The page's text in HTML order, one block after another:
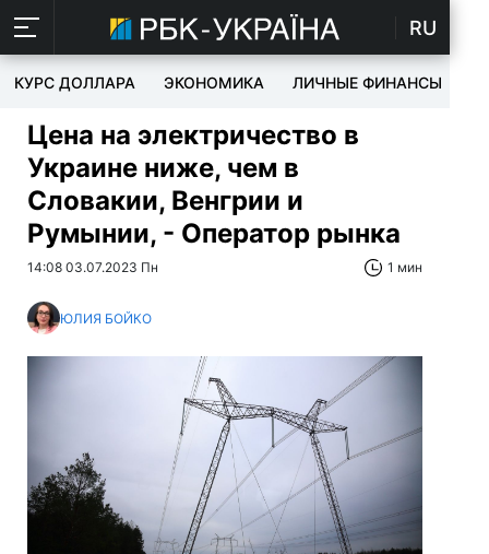
RU
КУРС ДОЛЛАРА ЭКОНОМИКА ЛИЧНЫЕ ФИНАНСЫ
Цена на электричество в
Украине ниже, чем в
Словакии, Венгрии и
Румынии, - Оператор рынка
14:08 03.07.2023 Пн 1 мин
ЮЛИЯ БОЙКО